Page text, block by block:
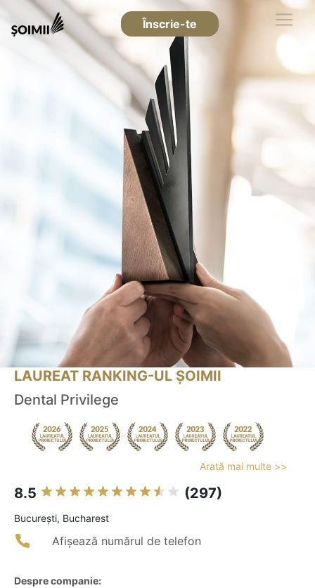
Înscrie-te
LAUREAT RANKING-UL ȘOIMII
Dental Privilege
Arată mai multe >>
8.5 (297)
Bucureşti, Bucharest
Afișează numărul de telefon
Despre companie: